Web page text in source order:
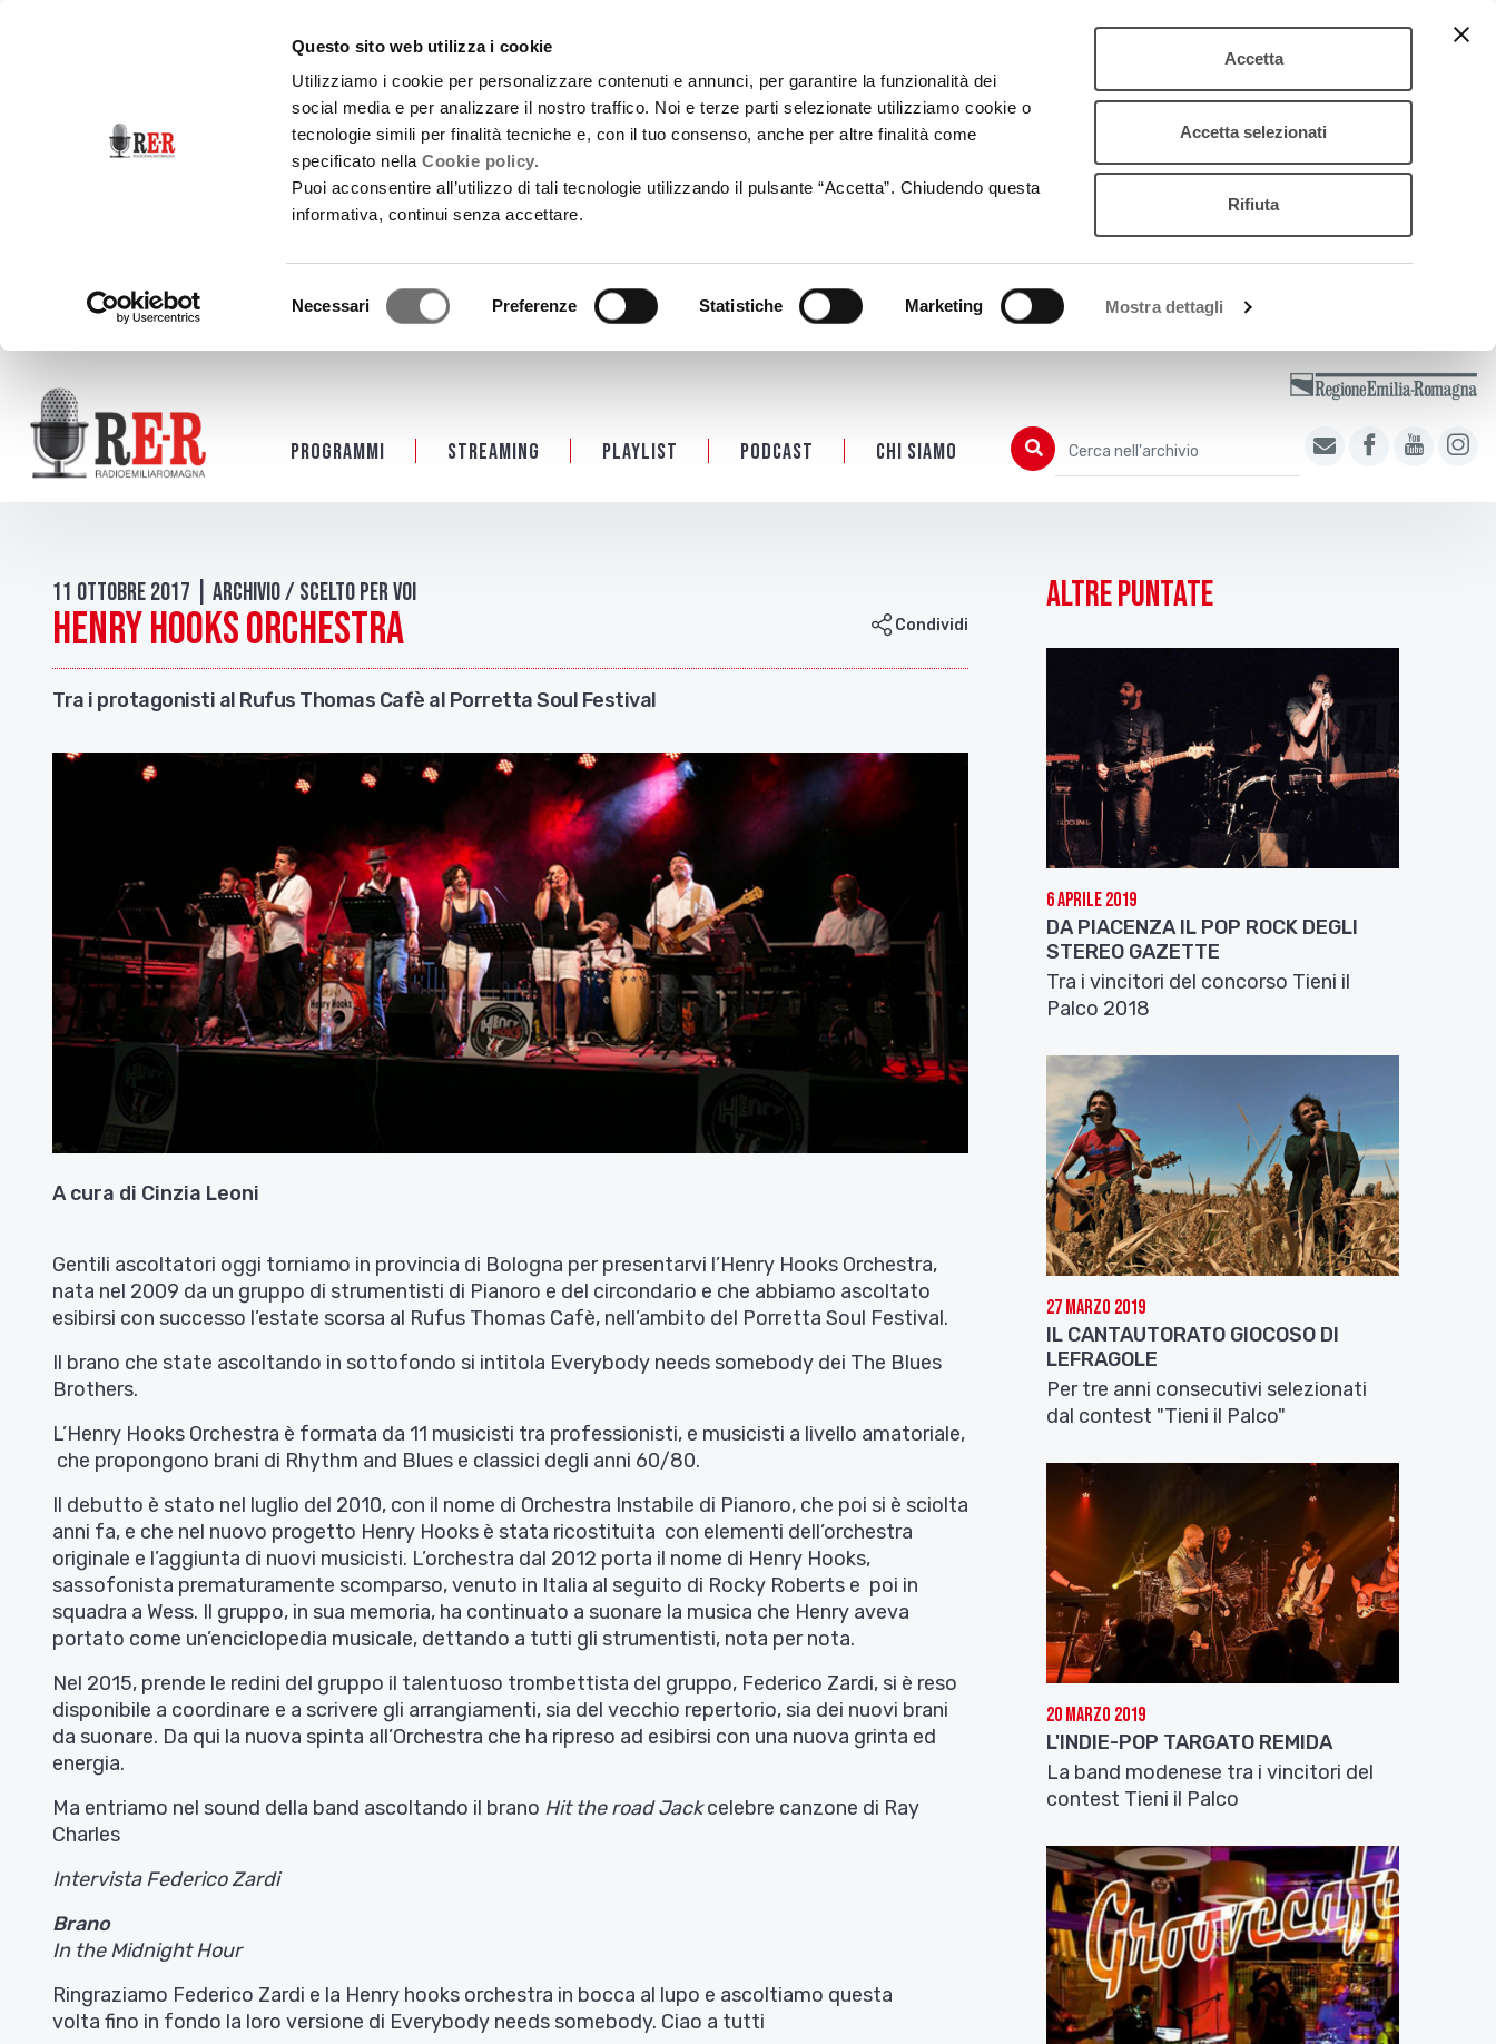
Questo sito web utilizza i cookie
Utilizziamo i cookie per personalizzare contenuti e annunci, per garantire la funzionalità dei
social media e per analizzare il nostro traffico. Noi e terze parti selezionate utilizziamo cookie o
tecnologie simili per finalità tecniche e, con il tuo consenso, anche per altre finalità come
specificato nellaCookie policy.
Puoi acconsentire all’utilizzo di tali tecnologie utilizzando il pulsante “Accetta”. Chiudendo questa
informativa, continui senza accettare.
Necessari Preferenze Statistiche Marketing Mostra dettagli
Accetta
Accetta selezionati
Rifiuta
Programmi Streaming Playlist PODCAST Chi siamo Cerca
Cerca nell'archivio
11 Ottobre 2017 | Archivio / Scelto per voi
Henry Hooks Orchestra Condividi
Tra i protagonisti al Rufus Thomas Cafè al Porretta Soul Festival
A cura di Cinzia Leoni
Gentili ascoltatori oggi torniamo in provincia di Bologna per presentarvi l’Henry Hooks Orchestra,
nata nel 2009 da un gruppo di strumentisti di Pianoro e del circondario e che abbiamo ascoltato
esibirsi con successo l’estate scorsa al Rufus Thomas Cafè, nell’ambito del Porretta Soul Festival.
Il brano che state ascoltando in sottofondo si intitola Everybody needs somebody dei The Blues
Brothers.
L’Henry Hooks Orchestra è formata da 11 musicisti tra professionisti, e musicisti a livello amatoriale,
che propongono brani di Rhythm and Blues e classici degli anni 60/80.
Il debutto è stato nel luglio del 2010, con il nome di Orchestra Instabile di Pianoro, che poi si è sciolta
anni fa, e che nel nuovo progetto Henry Hooks è stata ricostituita con elementi dell’orchestra
originale e l’aggiunta di nuovi musicisti. L’orchestra dal 2012 porta il nome di Henry Hooks,
sassofonista prematuramente scomparso, venuto in Italia al seguito di Rocky Roberts e poi in
squadra a Wess. Il gruppo, in sua memoria, ha continuato a suonare la musica che Henry aveva
portato come un’enciclopedia musicale, dettando a tutti gli strumentisti, nota per nota.
Nel 2015, prende le redini del gruppo il talentuoso trombettista del gruppo, Federico Zardi, si è reso
disponibile a coordinare e a scrivere gli arrangiamenti, sia del vecchio repertorio, sia dei nuovi brani
da suonare. Da qui la nuova spinta all’Orchestra che ha ripreso ad esibirsi con una nuova grinta ed
energia.
Ma entriamo nel sound della band ascoltando il brano Hit the road Jackcelebre canzone di Ray
Charles
Intervista Federico Zardi
Brano
In the Midnight Hour
Ringraziamo Federico Zardi e la Henry hooks orchestra in bocca al lupo e ascoltiamo questa
volta fino in fondo la loro versione di Everybody needs somebody. Ciao a tutti
Altre puntate
6 Aprile 2019
DA PIACENZA IL POP ROCK DEGLI
STEREO GAZETTE
Tra i vincitori del concorso Tieni il
Palco 2018
27 Marzo 2019
IL CANTAUTORATO GIOCOSO DI
LEFRAGOLE
Per tre anni consecutivi selezionati
dal contest "Tieni il Palco"
20 Marzo 2019
L'INDIE-POP TARGATO REMIDA
La band modenese tra i vincitori del
contest Tieni il Palco